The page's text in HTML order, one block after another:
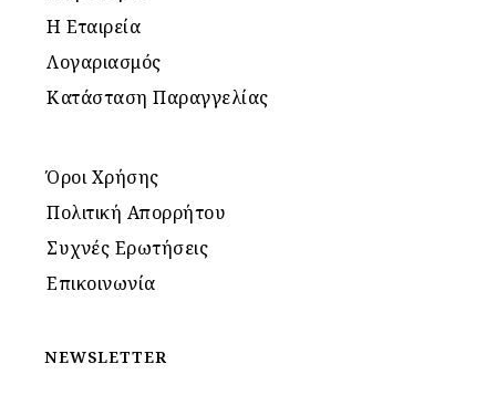
Η Εταιρεία
Λογαριασμός
Κατάσταση Παραγγελίας
Όροι Χρήσης
Πολιτική Απορρήτου
Συχνές Ερωτήσεις
Επικοινωνία
NEWSLETTER